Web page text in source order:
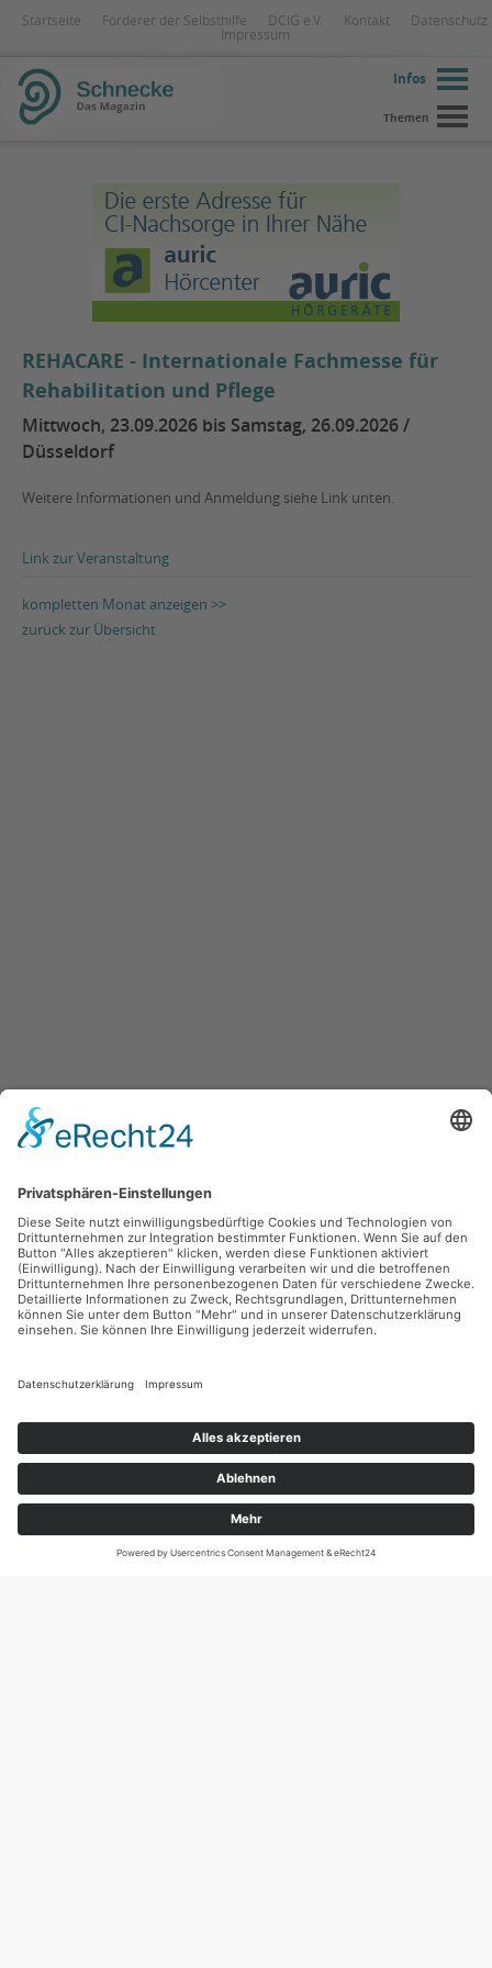
Startseite Förderer der Selbsthilfe DCIG e.V. Kontakt
Datenschutz
Impressum
Infos
Themen
REHACARE - Internationale Fachmesse für
Rehabilitation und Pflege
Mittwoch, 23.09.2026 bis Samstag, 26.09.2026 /
Düsseldorf
Weitere Informationen und Anmeldung siehe Link unten.
Link zur Veranstaltung
kompletten Monat anzeigen >>
zurück zur Übersicht